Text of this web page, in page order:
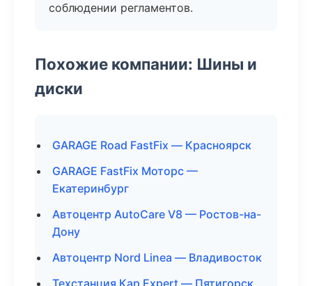
соблюдении регламентов.
Похожие компании: Шины и
диски
GARAGE Road FastFix — Красноярск
GARAGE FastFix Моторс —
Екатеринбург
Автоцентр AutoCare V8 — Ростов-на-
Дону
Автоцентр Nord Linea — Владивосток
Техстанция Кар Expert — Пятигорск